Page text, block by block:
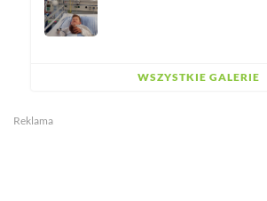
WSZYSTKIE GALERIE
Reklama